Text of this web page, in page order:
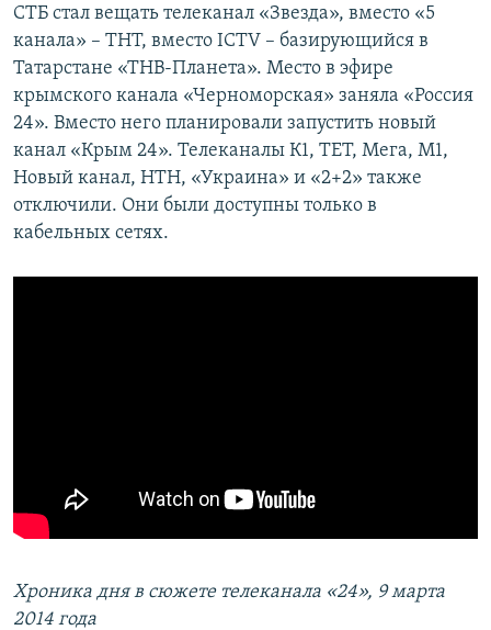
СТБ стал вещать телеканал «Звезда», вместо «5
канала» – ТНТ, вместо ICTV – базирующийся в
Татарстане «ТНВ-Планета». Место в эфире
крымского канала «Черноморская» заняла «Россия
24». Вместо него планировали запустить новый
канал «Крым 24». Телеканалы К1, ТЕТ, Мега, М1,
Новый канал, НТН, «Украина» и «2+2» также
отключили. Они были доступны только в
кабельных сетях.
Хроника дня в сюжете телеканала «24», 9 марта
2014 года